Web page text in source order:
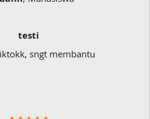
testi
sngt membantu